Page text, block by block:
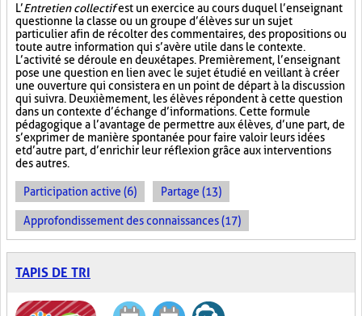
L’Entretien collectifest un exercice au cours duquel l’enseignant
questionne la classe ou un groupe d’élèves sur un sujet
particulier afin de récolter des commentaires, des propositions ou
toute autre information qui s’avère utile dans le contexte.
L’activité se déroule en deux étapes. Premièrement, l’enseignant
pose une question en lien avec le sujet étudié en veillant à créer
une ouverture qui consistera en un point de départ à la discussion
qui suivra. Deuxièmement, les élèves répondent à cette question
dans un contexte d’échange d’informations. Cette formule
pédagogique a l’avantage de permettre aux élèves, d’une part, de
s’exprimer de manière spontanée pour faire valoir leurs idées
et d’autre part, d’enrichir leur réflexion grâce aux interventions
des autres.
Participation active (6) Partage (13)
Approfondissement des connaissances (17)
TAPIS DE TRI